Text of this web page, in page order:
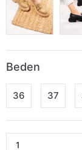
Beden
36 37